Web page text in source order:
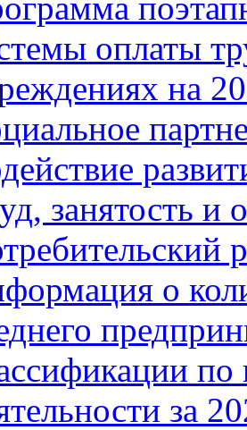
оплаты
на
занятость и
о
за